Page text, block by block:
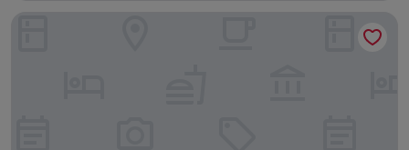
49 €
Quality Aparthotel Orléans Sud Zenith